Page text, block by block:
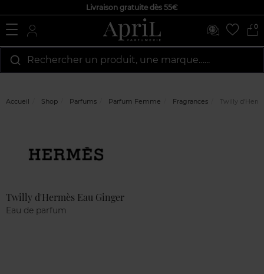
Livraison gratuite dès 55€
0
Rechercher un produit, une marque…...
Accueil Shop Parfums Parfum Femme Fragrances Twilly
Twilly d'Hermès Eau Ginger
Eau de parfum